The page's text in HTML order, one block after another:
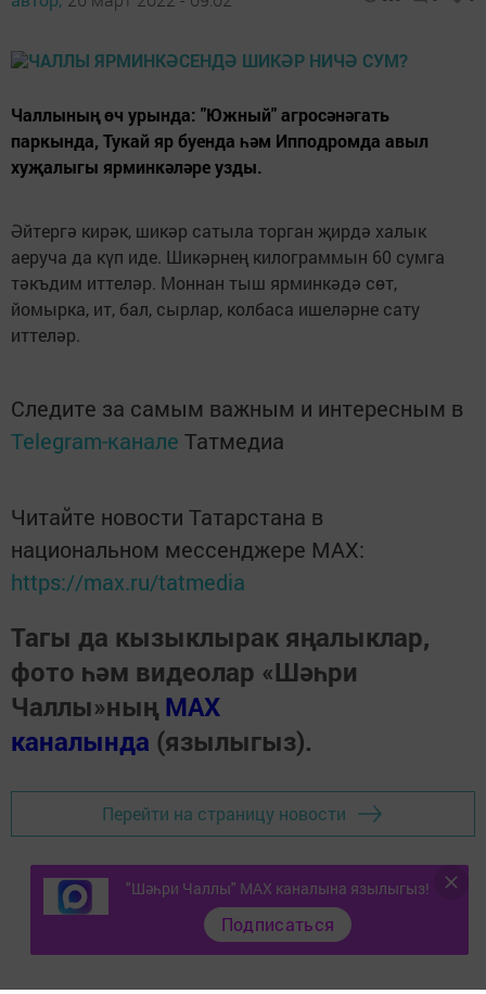
Чаллының өч урында: "Южный" агросәнәгать
паркында, Тукай яр буенда һәм Ипподромда авыл
хуҗалыгы ярминкәләре узды.
Әйтергә кирәк, шикәр сатыла торган җирдә халык
аеруча да күп иде. Шикәрнең килограммын 60 сумга
тәкъдим иттеләр. Моннан тыш ярминкәдә сөт,
йомырка, ит, бал, сырлар, колбаса ишеләрне сату
иттеләр.
Следите за самым важным и интересным в
Telegram-канале Татмедиа
Читайте новости Татарстана в
национальном мессенджере MАХ:
https://max.ru/tatmedia
Тагы да кызыклырак яңалыклар,
фото һәм видеолар «Шәһри
Чаллы»ның MAX
каналында (язылыгыз).
Перейти на страницу новости
"Шәһри Чаллы" MAX каналына язылыгыз!
Подписаться